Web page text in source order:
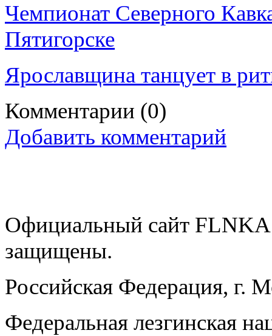
Чемпионат Северного
Пятигорске
Ярославщина танцует в
Комментарии (0)
Добавить комментарий
Официальный сайт
защищены.
Российская Федерация, г.
Федеральная лезгинская